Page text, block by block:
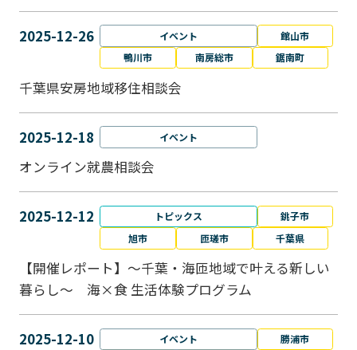
2025-12-26 イベント
館山市
鴨川市
南房総市 鋸南町
千葉県安房地域移住相談会
2025-12-18 イベント
オンライン就農相談会
2025-12-12 トピックス
銚子市
旭市
匝瑳市 千葉県
【開催レポート】～千葉・海匝地域で叶える新しい
暮らし～ 海×食 生活体験プログラム
2025-12-10 イベント
勝浦市